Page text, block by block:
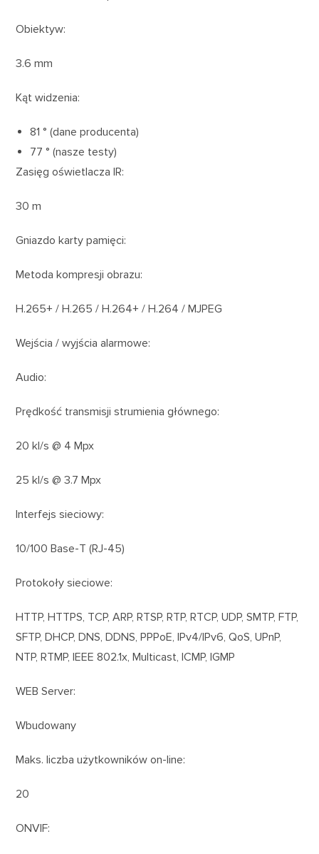
Obiektyw:
3.6 mm
Kąt widzenia:
81 ° (dane producenta)
77 ° (nasze testy)
Zasięg oświetlacza IR:
30 m
Gniazdo karty pamięci:
Metoda kompresji obrazu:
H.265+ / H.265 / H.264+ / H.264 / MJPEG
Wejścia / wyjścia alarmowe:
Audio:
Prędkość transmisji strumienia głównego:
20 kl/s @ 4 Mpx
25 kl/s @ 3.7 Mpx
Interfejs sieciowy:
10/100 Base-T (RJ-45)
Protokoły sieciowe:
HTTP, HTTPS, TCP, ARP, RTSP, RTP, RTCP, UDP, SMTP, FTP,
SFTP, DHCP, DNS, DDNS, PPPoE, IPv4/IPv6, QoS, UPnP,
NTP, RTMP, IEEE 802.1x, Multicast, ICMP, IGMP
WEB Server:
Wbudowany
Maks. liczba użytkowników on-line:
20
ONVIF: